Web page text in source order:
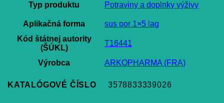
Typ produktu Potraviny a doplnky výživy
Aplikačná forma
sus por 1×5 lag
Kód štátnej autority
(ŠÚKL)
T16441
Výrobca ARKOPHARMA (FRA)
KATALÓGOVÉ ČÍSLO 3578833339026